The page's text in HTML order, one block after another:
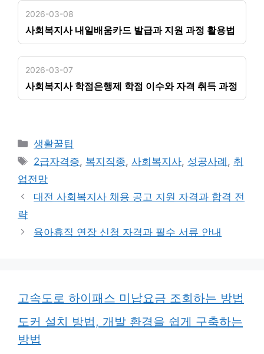
2026-03-08
사회복지사 내일배움카드 발급과 지원 과정 활용법
2026-03-07
사회복지사 학점은행제 학점 이수와 자격 취득 과정
카
테
리
생활꿀팁
태
그
2급자격증, 복지직종,사회복지사, 성공사례 , 취
업전망
대전 사회복지사 채용 공고 지원 자격과 합격 전
략
육아휴직 연장 신청 자격과 필수 서류 안내
고속도로 하이패스 미납요금 조회하는 방법
도커 설치 방법, 개발 환경을 쉽게 구축하는
방법